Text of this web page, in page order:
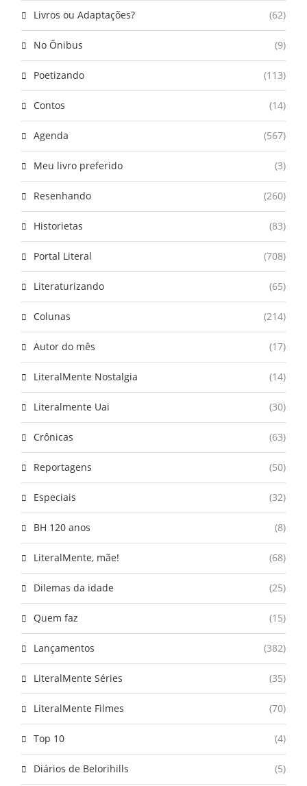
Livros ou Adaptações? (62)
No Ônibus (9)
Poetizando (113)
Contos (14)
Agenda (567)
Meu livro preferido (3)
Resenhando (260)
Historietas (83)
Portal Literal (708)
Literaturizando (65)
Colunas (214)
Autor do mês (17)
LiteralMente Nostalgia (14)
Literalmente Uai (30)
Crônicas (63)
Reportagens (50)
Especiais (32)
BH 120 anos (8)
LiteralMente, mãe! (68)
Dilemas da idade (25)
Quem faz (15)
Lançamentos (382)
LiteralMente Séries (35)
LiteralMente Filmes (70)
Top 10 (4)
Diários de Belorihills (5)